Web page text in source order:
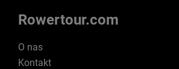
Rowertour.com
O nas
Kontakt